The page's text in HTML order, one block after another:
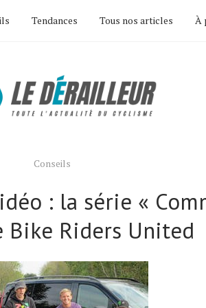
Tendances Tous nos articles À
Conseils
: la série «
Bike Riders United